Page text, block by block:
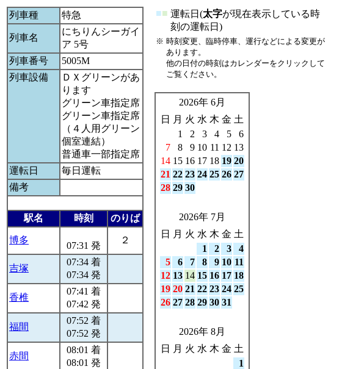
列車種 特急
列車名
にちりんシーガイ
ア 5号
列車番号
5005M
列車設備
ＤＸグリーンがあ
ります
グリーン車指定席
グリーン車指定席
（４人用グリーン
個室連結）
普通車一部指定席
運転日
毎日運転
備考
駅名 時刻 のりば
博多
07:31 発
２
吉塚
07:34 着
07:34 発
香椎
07:41 着
07:42 発
福間
07:52 着
07:52 発
赤間
08:01 着
08:01 発
■■ 運転日(太字が現在表示している時
刻の運転日)
※ 時刻変更、臨時停車、運行などによる変更が
あります。
他の日付の時刻はカレンダーをクリックして
ご覧ください。
2026年 6月
日
月 火 水 木 金 土
1
2 3 4 5
6
7
8 9 10 11 12 13
14 15 16 17 18 19 20
21 22 23 24 25 26 27
28 29 30
2026年 7月
日
月 火 水 木 金 土
1
2 3
4
5
6 7 8 9 10 11
12 13 14 15 16 17 18
19 20 21 22 23 24 25
26 27 28 29 30 31
2026年 8月
日
月 火 水 木 金 土
1